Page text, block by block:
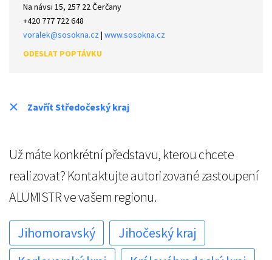
Na návsi 15, 257 22 Čerčany
+420 777 722 648
voralek@sosokna.cz| www.sosokna.cz
Zavřít Středočeský kraj
Už máte konkrétní představu, kterou chcete
realizovat? Kontaktujte autorizované zastoupení
ALUMISTR ve vašem regionu.
Jihomoravský
Jihočeský kraj